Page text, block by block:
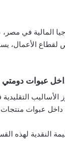
المالية في مصر،
لقطاع الأعمال،
عبوات دومتي
الأساليب
عبوات
النقدية